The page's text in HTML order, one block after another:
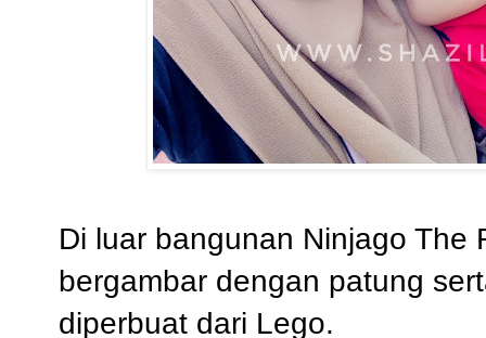
Di luar bangunan Ninjago The
bergambar dengan patung
diperbuat dari Lego.